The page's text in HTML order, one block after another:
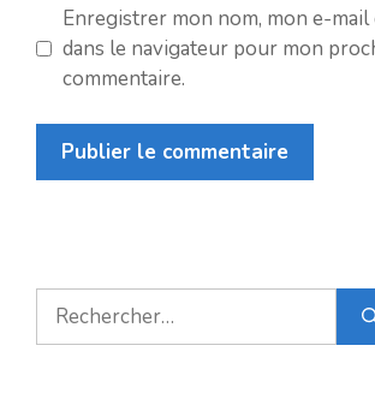
Enregistrer mon nom, mon e-mail
dans le navigateur pour mon
commentaire.
Rechercher :